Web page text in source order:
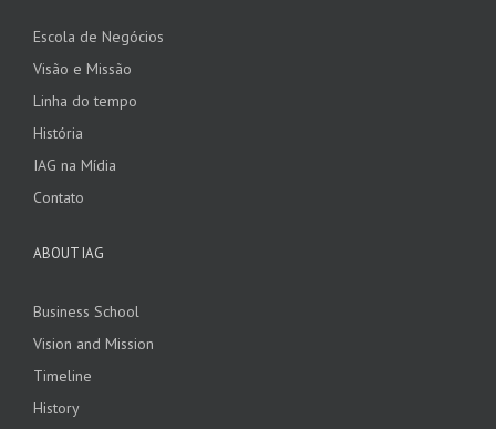
Escola de Negócios
Visão e Missão
Linha do tempo
História
IAG na Mídia
Contato
ABOUT IAG
Business School
Vision and Mission
Timeline
History